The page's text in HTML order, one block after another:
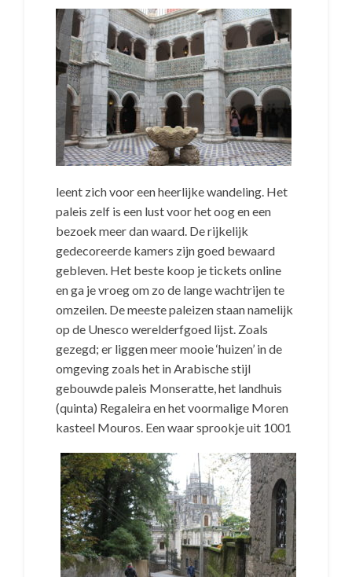
leent zich voor een heerlijke wandeling. Het
paleis zelf is een lust voor het oog en een
bezoek meer dan waard. De rijkelijk
gedecoreerde kamers zijn goed bewaard
gebleven. Het beste koop je tickets online
en ga je vroeg om zo de lange wachtrijen te
omzeilen. De meeste paleizen staan namelijk
op de Unesco werelderfgoed lijst. Zoals
gezegd; er liggen meer mooie ‘huizen’ in de
omgeving zoals het in Arabische stijl
gebouwde paleis Monseratte, het landhuis
(quinta) Regaleira en het voormalige Moren
kasteel Mouros. Een waar sprookje uit 1001